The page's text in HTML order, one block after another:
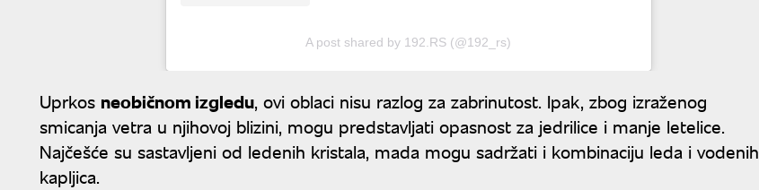
A post shared by 192.RS (@192_rs)
Uprkos neobičnom izgledu, ovi oblaci nisu razlog za zabrinutost. Ipak, zbog izraženog
smicanja vetra u njihovoj blizini, mogu predstavljati opasnost za jedrilice i manje letelice.
Najčešće su sastavljeni od ledenih kristala, mada mogu sadržati i kombinaciju leda i vodenih
kapljica.